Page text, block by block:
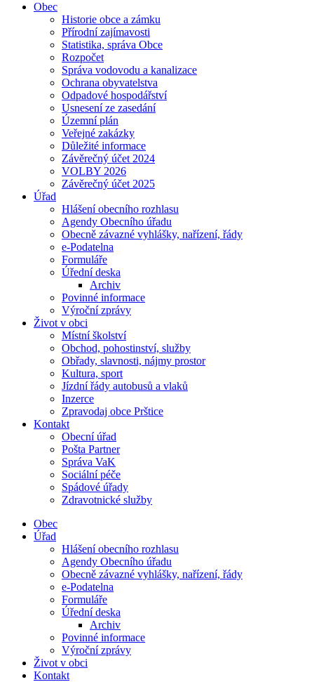
Obec
Historie obce a zámku
Přírodní zajímavosti
Statistika, správa Obce
Rozpočet
Správa vodovodu a kanalizace
Ochrana obyvatelstva
Odpadové hospodářství
Usnesení ze zasedání
Územní plán
Veřejné zakázky
Důležité informace
Závěrečný účet 2024
VOLBY 2026
Závěrečný účet 2025
Úřad
Hlášení obecního rozhlasu
Agendy Obecního úřadu
Obecně závazné vyhlášky, nařízení, řády
e-Podatelna
Formuláře
Úřední deska
Archiv
Povinné informace
Výroční zprávy
Život v obci
Místní školství
Obchod, pohostinství, služby
Obřady, slavnosti, nájmy prostor
Kultura, sport
Jízdní řády autobusů a vlaků
Inzerce
Zpravodaj obce Prštice
Kontakt
Obecní úřad
Pošta Partner
Správa VaK
Sociální péče
Spádové úřady
Zdravotnické služby
Obec
Úřad
Hlášení obecního rozhlasu
Agendy Obecního úřadu
Obecně závazné vyhlášky, nařízení, řády
e-Podatelna
Formuláře
Úřední deska
Archiv
Povinné informace
Výroční zprávy
Život v obci
Kontakt